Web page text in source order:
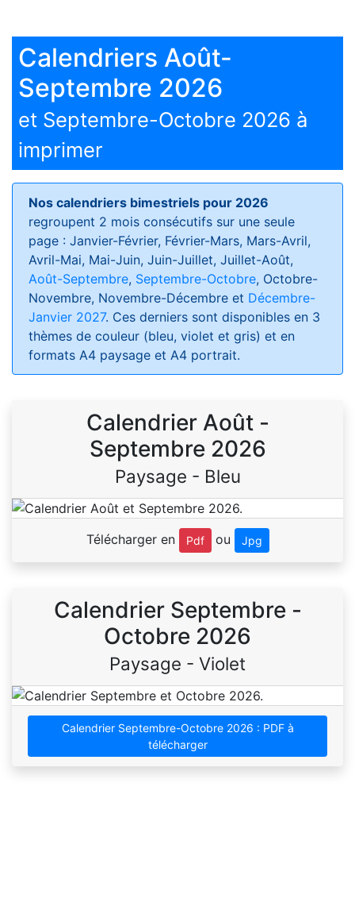
Calendriers Août-
Septembre 2026
et Septembre-Octobre 2026 à
imprimer
Nos calendriers bimestriels pour 2026
regroupent 2 mois consécutifs sur une seule
page : Janvier-Février, Février-Mars, Mars-Avril,
Avril-Mai, Mai-Juin, Juin-Juillet, Juillet-Août,
Août-Septembre, Septembre-Octobre, Octobre-
Novembre, Novembre-Décembre et Décembre-
Janvier 2027. Ces derniers sont disponibles en 3
thèmes de couleur (bleu, violet et gris) et en
formats A4 paysage et A4 portrait.
Calendrier Août -
Septembre 2026
Paysage - Bleu
Télécharger en Pdf ou Jpg
Calendrier Septembre -
Octobre 2026
Paysage - Violet
Calendrier Septembre-Octobre 2026 : PDF à
télécharger